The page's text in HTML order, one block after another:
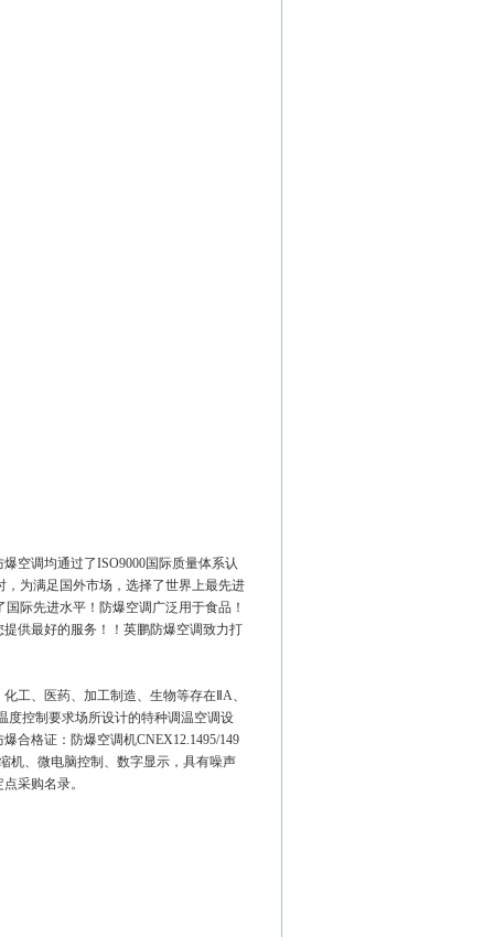
调均通过了ISO9000国际质量体系认
为满足国外市场，选择了世界上最先进
际先进水平！防爆空调广泛用于食品！
供最好的服务！！英鹏防爆空调致力打
工、医药、加工制造、生物等存在ⅡA、
度控制要求场所设计的特种调温空调设
合格证：防爆空调机CNEX12.1495/149
机、微电脑控制、数字显示，具有噪声
采购名录。